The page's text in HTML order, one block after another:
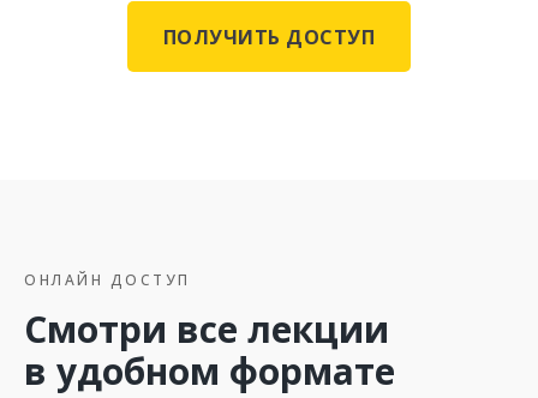
ПОЛУЧИТЬ ДОСТУП
ОНЛАЙН ДОСТУП
Смотри все лекции
в удобном формате